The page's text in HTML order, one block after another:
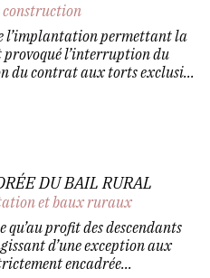
l’implantation permettant la
provoqué l’interruption du
du contrat aux torts exclusi...
DU BAIL RURAL
et baux ruraux
qu’au profit des descendants
d’une exception aux
encadrée...